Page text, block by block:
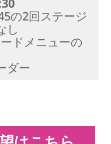
の2回ステージ
し
ドメニューの
ダー